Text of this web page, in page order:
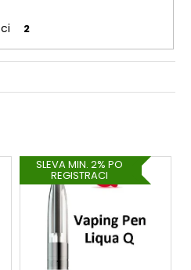
2
SLEVA MIN. 2% PO
REGISTRACI